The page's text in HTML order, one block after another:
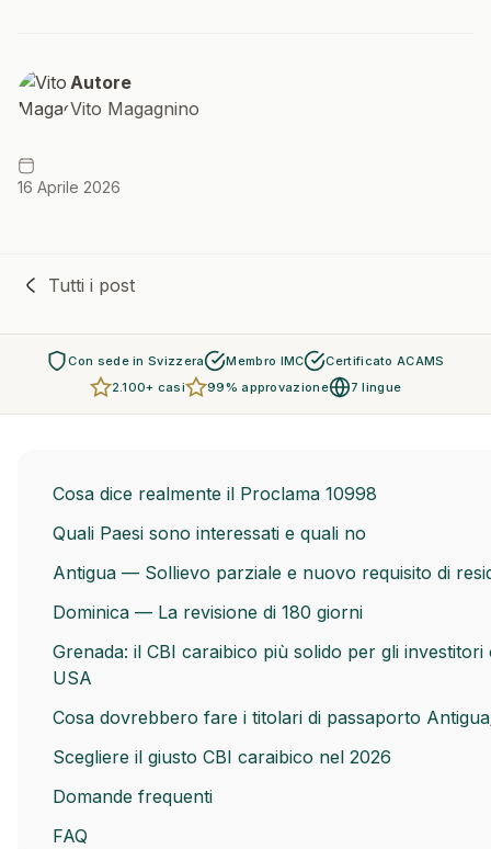
Autore
Vito Magagnino
16 Aprile 2026
Tutti i post
Con sede in Svizzera Membro IMC
Certificato ACAMS
2.100+ casi
99% approvazione 7 lingue
Cosa dice realmente il Proclama 10998
Quali Paesi sono interessati e quali no
Antigua — Sollievo parziale e nuovo requisito di
Dominica — La revisione di 180 giorni
Grenada: il CBI caraibico più solido per gli investitori
USA
Cosa dovrebbero fare i titolari di passaporto
Scegliere il giusto CBI caraibico nel 2026
Domande frequenti
FAQ